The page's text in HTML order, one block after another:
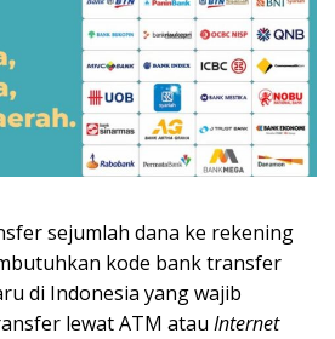
sejumlah dana ke rekening
kode bank transfer
di Indonesia yang wajib
lewat ATM atau Internet